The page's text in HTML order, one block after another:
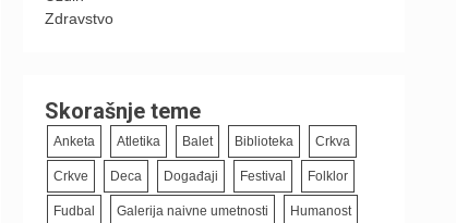
Zdravstvo
Skorašnje teme
Anketa Atletika Balet Biblioteka Crkva
Crkve Deca Događaji Festival Folklor
Fudbal Galerija naivne umetnosti Humanost